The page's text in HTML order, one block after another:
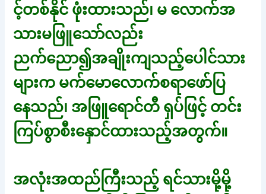
င့်တစ်နိုင် ဖုံးထားသည်၊ မ လောက်အ
သားမဖြူသော်လည်း
ညက်ညော၍အချိုးကျသည့်ပေါင်သား
များက မက်မောလောက်စရာဖော်ပြ
နေသည်၊ အဖြူရောင်တီ ရှပ်ဖြင့် တင်း
ကြပ်စွာစီးနှောင်ထားသည့်အတွက်။
အလုံးအထည်ကြီးသည့် ရင်သားမို့မို့